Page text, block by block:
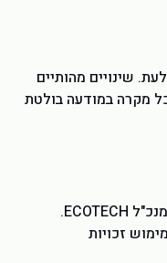
שינויים מהותיים
מקרה במודעה בולטת
, מנכ"ל ECOTECH.
זכויות